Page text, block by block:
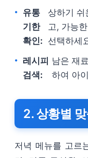
유통
기한
확인:
상하기 쉬
고, 가능
선택하세
레시피
검색:
남은 재
하여 아
2. 상황별
저녁 메뉴를 고르